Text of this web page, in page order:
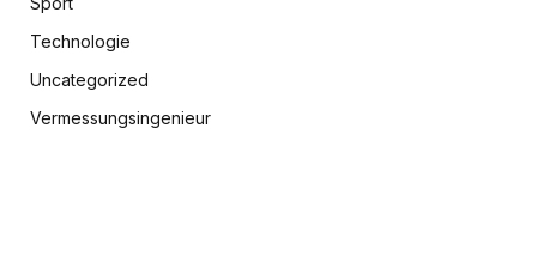
Technologie
Uncategorized
Vermessungsingenieur